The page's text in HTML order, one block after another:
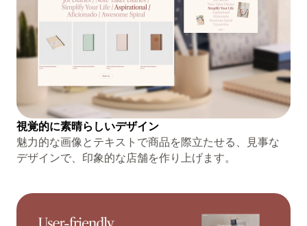
視覚的に素晴らしいデザイン
魅力的な画像とテキストで商品を際立たせる、見事な
デザインで、印象的な店舗を作り上げます。